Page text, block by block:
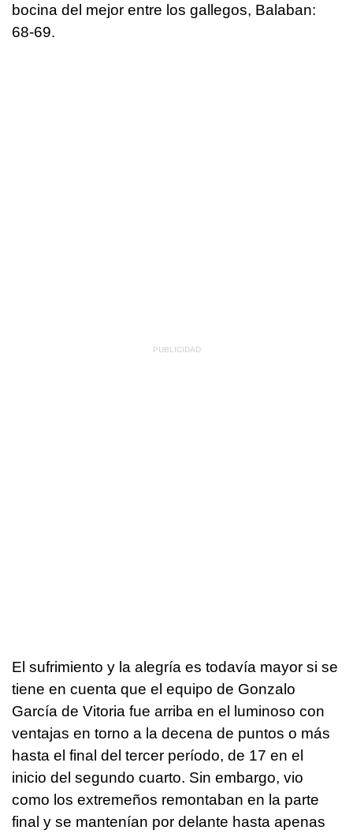
bocina del mejor entre los gallegos, Balaban:
68-69.
El sufrimiento y la alegría es todavía mayor si se
tiene en cuenta que el equipo de Gonzalo
García de Vitoria fue arriba en el luminoso con
ventajas en torno a la decena de puntos o más
hasta el final del tercer período, de 17 en el
inicio del segundo cuarto. Sin embargo, vio
como los extremeños remontaban en la parte
final y se mantenían por delante hasta apenas